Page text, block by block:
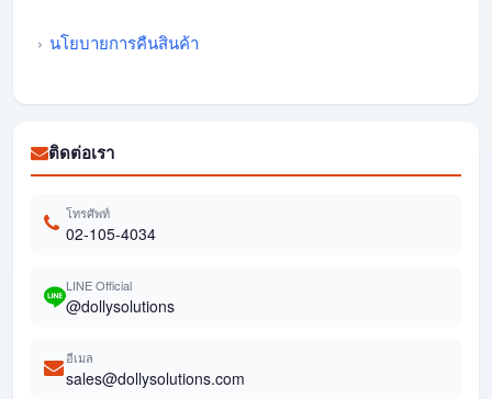
นโยบายการคืนสินค้า
ติดต่อเรา
โทรศัพท์
02-105-4034
LINE Official
@dollysolutions
อีเมล
sales@dollysolutions.com